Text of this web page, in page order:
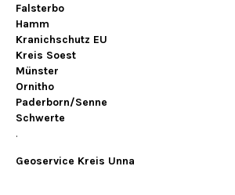
Falsterbo
Hamm
Kranichschutz EU
Kreis Soest
Münster
Ornitho
Paderborn/Senne
Schwerte
.
Geoservice Kreis Unna